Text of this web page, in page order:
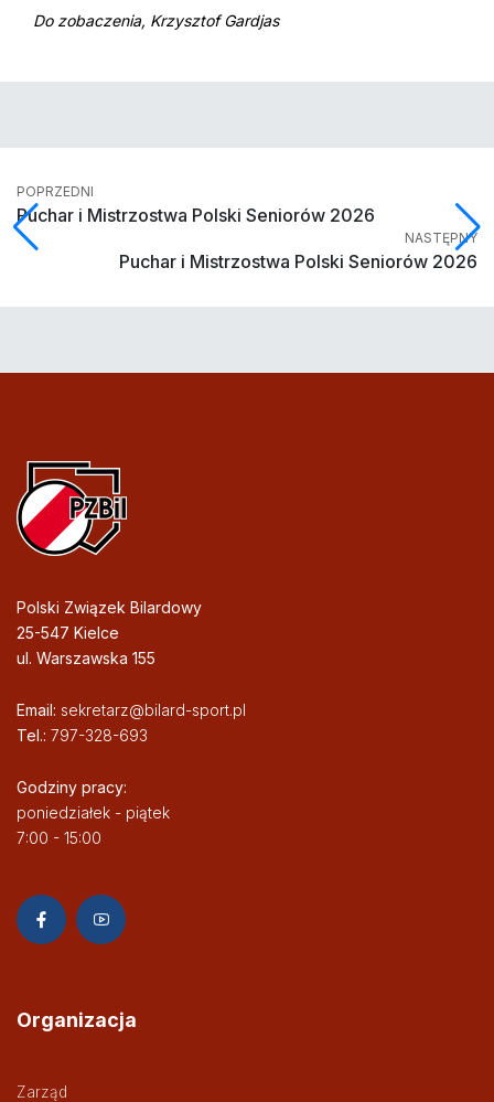
Do zobaczenia, Krzysztof Gardjas
POPRZEDNI
Puchar i Mistrzostwa Polski Seniorów 2026
NASTĘPNY
Puchar i Mistrzostwa Polski Seniorów 2026
Polski Związek Bilardowy
25-547 Kielce
ul. Warszawska 155
Email: sekretarz@bilard-sport.pl
Tel.: 797-328-693
Godziny pracy:
poniedziałek - piątek
7:00 - 15:00
Organizacja
Zarząd